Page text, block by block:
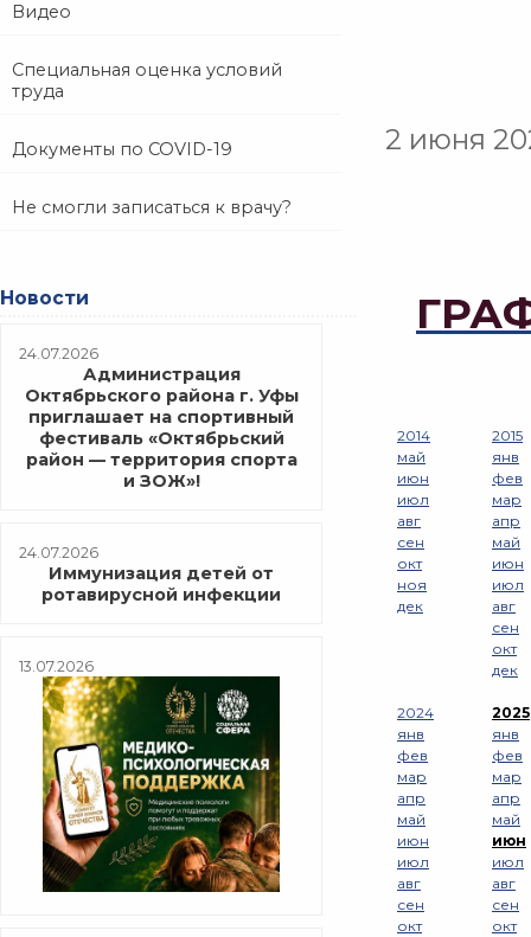
Видео
Специальная оценка условий
труда
Документы по COVID-19
Не смогли записаться к врачу?
Новости
24.07.2026
Администрация
Октябрьского района г. Уфы
приглашает на спортивный
фестиваль «Октябрьский
район — территория спорта
и ЗОЖ»!
24.07.2026
Иммунизация детей от
ротавирусной инфекции
13.07.2026
2 июня
2014
май
июн
июл
авг
сен
окт
ноя
дек
2015
янв
фев
мар
апр
май
июн
июл
авг
сен
окт
дек
2024
янв
фев
мар
апр
май
июн
июл
авг
сен
окт
2025
янв
фев
мар
апр
май
июн
июл
авг
сен
окт